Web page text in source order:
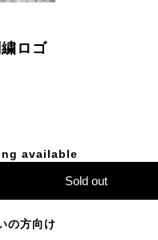
ロゴ
available
Sold out
の方向け